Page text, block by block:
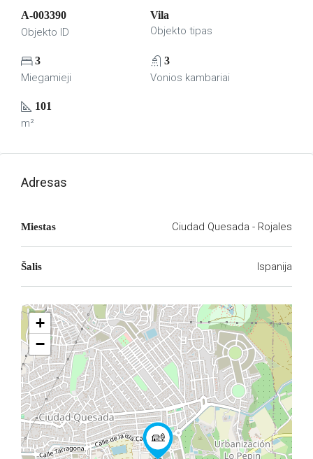
A-003390
Objekto ID
Vila
Objekto tipas
3
Miegamieji
3
Vonios kambariai
101
m²
Adresas
Miestas Ciudad Quesada - Rojales
Šalis Ispanija
+
−